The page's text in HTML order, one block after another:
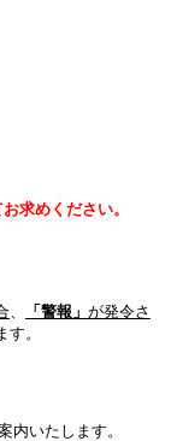
求めください。
、 「警報」 が発令さ
。
内いたします。